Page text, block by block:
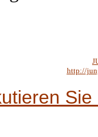
http://